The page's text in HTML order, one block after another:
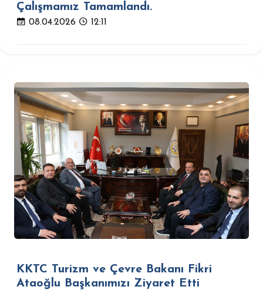
Çalışmamız Tamamlandı.
08.04.2026 12:11
KKTC Turizm ve Çevre Bakanı Fikri
Ataoğlu Başkanımızı Ziyaret Etti